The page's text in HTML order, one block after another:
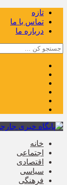
تازه
تماس با ما
درباره ما
خانه
اجتماعی
اقتصادی
سیاسی
فرهنگی